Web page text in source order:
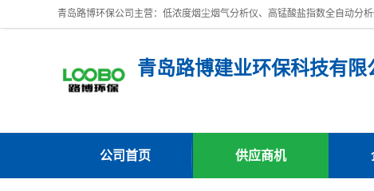
青岛路博建业环保科技有限
公司首页 供应商机